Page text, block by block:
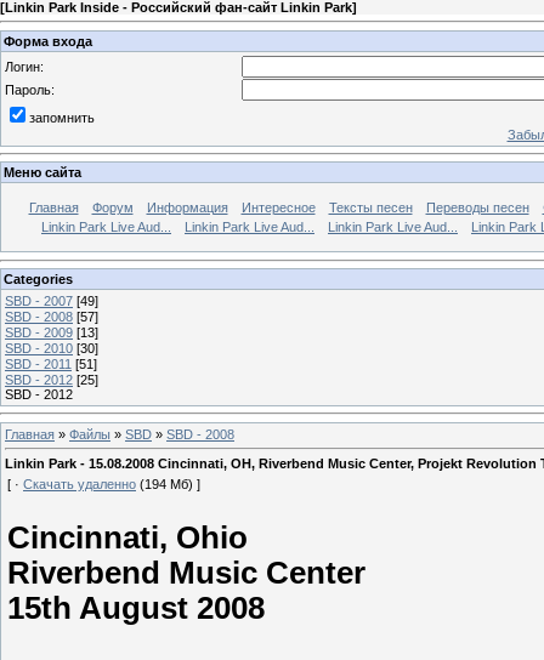
[Linkin Park Inside - Российский фан-сайт Linkin Park]
Форма входа
Логин:
Пароль:
запомнить
Меню сайта
Главная Форум Информация Интересное Тексты песен Переводы песен
Linkin Park Live Aud...
Linkin Park Live Aud... Linkin Park Live Aud... Linkin Park
Categories
SBD - 2007 [49]
SBD - 2008 [57]
SBD - 2009 [13]
SBD - 2010 [30]
SBD - 2011 [51]
SBD - 2012 [25]
SBD - 2012
Главная » Файлы » SBD » SBD - 2008
Linkin Park - 15.08.2008 Cincinnati, OH, Riverbend Music Center, Projekt Revolution
[ · Скачать удаленно (194 Мб) ]
Cincinnati, Ohio
Riverbend Music Center
15th August 2008